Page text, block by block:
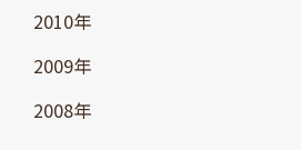
2010年
2009年
2008年